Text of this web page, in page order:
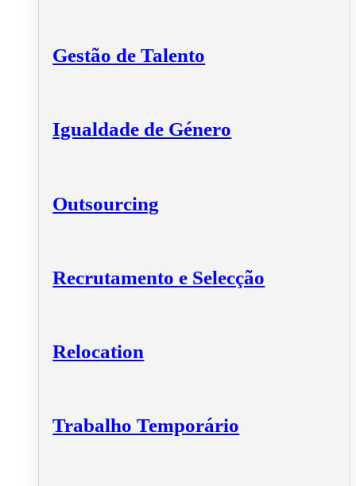
Gestão de Talento
Igualdade de Género
Outsourcing
Recrutamento e Selecção
Relocation
Trabalho Temporário